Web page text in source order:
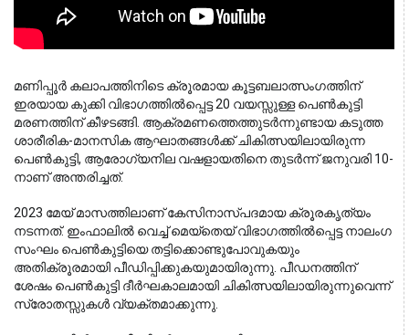
മണിപ്പൂർ കലാപത്തിനിടെ ക്രൂരമായ കൂട്ടബലാത്സംഗത്തിന്
ഇരയായ കുക്കി വിഭാഗത്തിൽപ്പെട്ട 20 വയസ്സുള്ള പെൺകുട്ടി
മരണത്തിന് കീഴടങ്ങി. ആക്രമണത്തെത്തുടർന്നുണ്ടായ കടുത്ത
ശാരീരിക-മാനസിക ആഘാതങ്ങൾക്ക് ചികിത്സയിലായിരുന്ന
പെൺകുട്ടി, ആരോഗ്യനില വഷളായതിനെ തുടർന്ന് ജനുവരി 10-
നാണ് അന്തരിച്ചത്.
2023 മേയ് മാസത്തിലാണ് കേസിനാസ്പദമായ ക്രൂരകൃത്യം
നടന്നത്. ഇംഫാലിൽ വെച്ച് മെയ്‌തെയ് വിഭാഗത്തിൽപ്പെട്ട നാലംഗ
സംഘം പെൺകുട്ടിയെ തട്ടിക്കൊണ്ടുപോവുകയും
അതിക്രൂരമായി പീഡിപ്പിക്കുകയുമായിരുന്നു. പീഡനത്തിന്
ശേഷം പെൺകുട്ടി ദീർഘകാലമായി ചികിത്സയിലായിരുന്നുവെന്ന്
സ്രോതസ്സുകൾ വ്യക്തമാക്കുന്നു.